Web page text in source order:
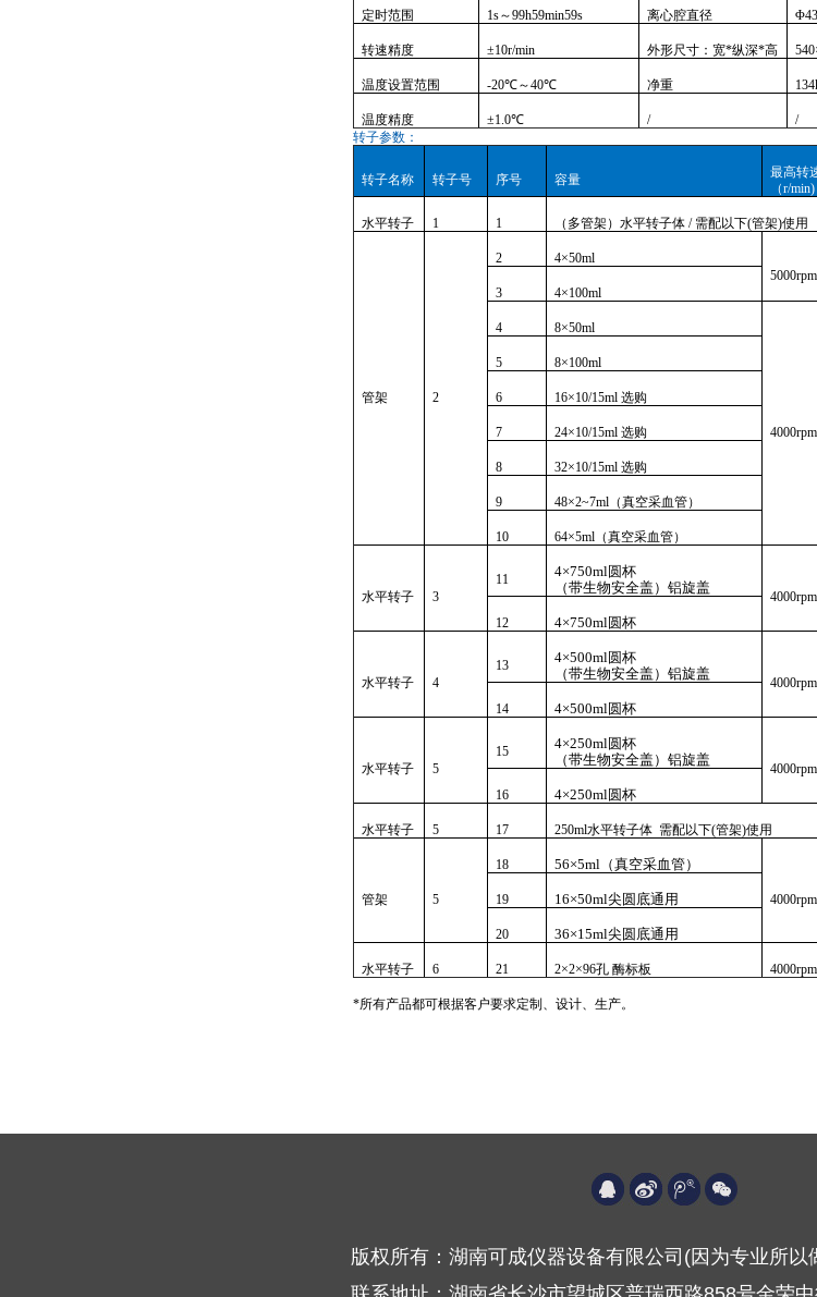
定时范围 1s～99h59min59s 离心腔直径
转速精度 ±10r/min 外形尺寸：宽*纵深*高
温度设置范围 -20℃～40℃ 净重
温度精度 ±1.0℃ /
/
转子参数：
转子名称 转子号 序号 容量
最高转
（r/min)
水平转子 1 1 （多管架）水平转子体 / 需配以下(管架)使用
管架 2
2
4×50ml
5000rpm
3
4×100ml
4 8×50ml
4000rpm
5 8×100ml
6 16×10/15ml 选购
7 24×10/15ml 选购
8 32×10/15ml 选购
9 48×2~7ml（真空采血管）
10 64×5ml（真空采血管）
水平转子 3
11
4×750ml圆杯
（带生物安全盖） 铝旋盖
4000rpm
12
4×750ml圆杯
水平转子 4
13
4×500ml圆杯
（带生物安全盖） 铝旋盖
4000rpm
14
4×500ml圆杯
水平转子 5
15
4×250ml圆杯
（带生物安全盖） 铝旋盖
4000rpm
16 4×250ml圆杯
水平转子 5 17 250ml水平转子体 需配以下(管架)使用
管架 5
18 56×5ml（真空采血管）
4000rpm
19 16×50ml尖圆底通用
20 36×15ml尖圆底通用
水平转子 6 21 2×2×96孔 酶标板 4000rpm
*所有产品都可根据客户要求定制、 设计、生产。
版权所有：湖南可成仪器设备有限公司(因为专业所